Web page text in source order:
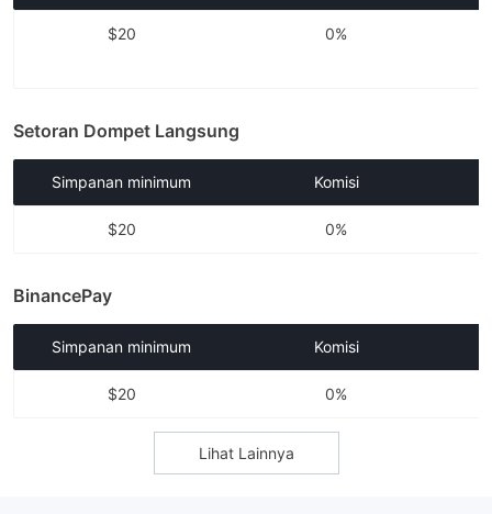
$20 0%
Setoran Dompet Langsung
Simpanan minimum Komisi
$20 0%
BinancePay
Simpanan minimum Komisi
$20 0%
Lihat Lainnya